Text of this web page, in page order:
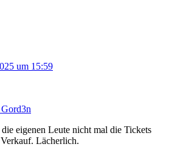
um 15:59
eigenen Leute nicht mal die Tickets
Lächerlich.